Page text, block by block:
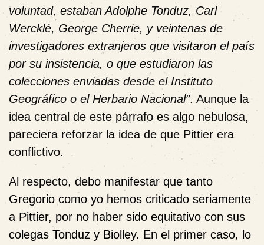
voluntad, estaban Adolphe Tonduz, Carl
Wercklé, George Cherrie, y veintenas de
investigadores extranjeros que visitaron el país
por su insistencia, o que estudiaron las
colecciones enviadas desde el Instituto
Geográfico o el Herbario Nacional”. Aunque la
idea central de este párrafo es algo nebulosa,
pareciera reforzar la idea de que Pittier era
conflictivo.
Al respecto, debo manifestar que tanto
Gregorio como yo hemos criticado seriamente
a Pittier, por no haber sido equitativo con sus
colegas Tonduz y Biolley. En el primer caso, lo